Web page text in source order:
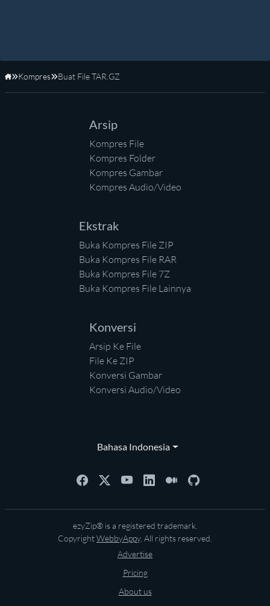
Beranda
Kompres Buat File TAR.GZ
Arsip
Kompres File
Kompres Folder
Kompres Gambar
Kompres Audio/Video
Ekstrak
Buka Kompres File ZIP
Buka Kompres File RAR
Buka Kompres File 7Z
Buka Kompres File Lainnya
Konversi
Arsip Ke File
File Ke ZIP
Konversi Gambar
Konversi Audio/Video
Bahasa Indonesia
ezyZip® is a registered trademark.
CopyrightWebbyAppy. All rights reserved.
Advertise
Pricing
About us